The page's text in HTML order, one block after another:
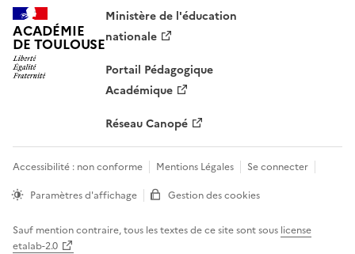
ACADÉMIE
DE TOULOUSE
Ministère de l'éducation
nationale
Portail Pédagogique
Académique
Réseau Canopé
Accessibilité : non conforme Mentions Légales
Se connecter
Paramètres d'affichage
Gestion des cookies
Sauf mention contraire, tous les textes de ce site sont sous license
etalab-2.0